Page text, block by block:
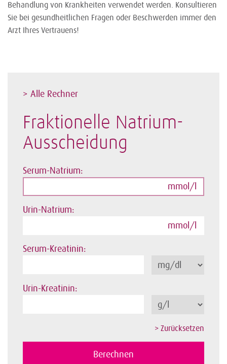
Behandlung von Krankheiten verwendet werden. Konsultieren
Sie bei gesundheitlichen Fragen oder Beschwerden immer den
Arzt Ihres Vertrauens!
> Alle Rechner
Fraktionelle Natrium-
Ausscheidung
Serum-Natrium:
mmol/l
Urin-Natrium:
mmol/l
Serum-Kreatinin:
Urin-Kreatinin: